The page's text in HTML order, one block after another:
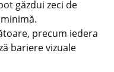
găzdui zeci de
precum iedera
bariere vizuale